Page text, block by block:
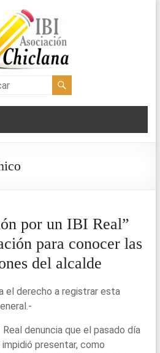
por un IBI Real”
para conocer las
del alcalde
el derecho a registrar esta
denuncia que el pasado día
presentar, como